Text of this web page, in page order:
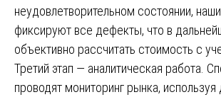
неудовлетворительном состоянии,
фиксируют все дефекты, что в
объективно рассчитать стоимость с
Третий этап — аналитическая работа.
проводят мониторинг рынка, используя